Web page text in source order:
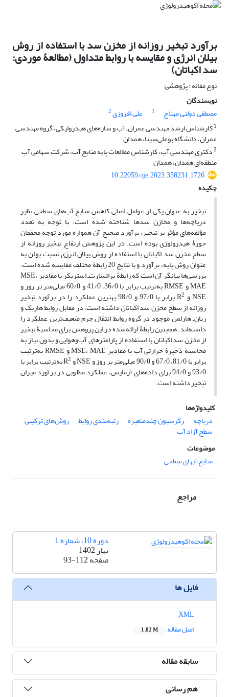
برآورد تبخیر روزانه از مخزن سد با استفاده از روش
بیلان انرژی و مقایسه با روابط متداول (مطالعۀ موردی:
سد اکباتان)
نوع مقاله : پژوهشی
نویسندگان
مصطفی دولتی مهتاج
1 علی افروزی2
1کارشناس ارشد مهندسی عمران‌ـ آب و سازه‌های هیدرولیکی، گروه مهندسی
عمران، دانشگاه بوعلی‌سینا، همدان‌
2دکتری مهندسی آب، کارشناس مطالعات پایه منابع آب، شرکت سهامی آب
منطقه‌ای همدان، همدان‌
10.22059/ije.2023.358231.1726
چکیده
تبخیر به عنوان یکی از عوامل اصلی کاهش منابع آب‌های سطحی نظیر
دریاچه‌ها و مخازن سدها شناخته شده است. با توجه به تعدد
مؤلفه‌های مؤثر بر تبخیر، برآورد صحیح آن همواره مورد توجه محققان
حوزۀ هیدرولوژی بوده است. در این پژوهش ارتفاع تبخیر روزانه از
سطح مخزن سد اکباتان با استفاده از روش بیلان انرژی نسبت بوئن به
عنوان روش پایه، برآورد و با نتایج 20 رابطۀ مختلف مقایسه شده است.
بررسی‌ها بیانگر آن است که رابطۀ براتسارت‌ـ استریکر با مقادیر MSE،
MAE و RMSE به‌ترتیب برابر با 36/0، 41/0 و 60/0 میلی‌متر بر روز و
NSE و R 2 برابر با 97/0 و 98/0 بهترین عملکرد را در برآورد تبخیر
روزانه از سطح مخزن سد اکباتان داشته است. در مقابل روابط هاربک و
ریان‌ـ هارلمن موجود در گروه روابط انتقال جرم ضعیف‌ترین عملکرد را
داشته‌اند. همچنین رابطۀ ارائه‌شده در این پژوهش برای محاسبۀ تبخیر
از مخزن سد اکباتان با استفاده از پارامترهای آب‌وهوایی و بدون نیاز به
محاسبۀ ذخیرۀ حرارتی آب با مقادیر MSE، MAE و RMSE به‌ترتیب
برابر با 81/0، 67/0 و 90/0 میلی‌متر بر روز و NSE و R 2 به‌ترتیب برابر با
93/0 و 94/0 برای داده‌های آزمایش، عملکرد مطلوبی در برآورد میزان
تبخیر داشته است.
کلیدواژه‌ها
دریاچه
رگرسیون چندمتغیره رتبه‌بندی روابط روش‌های ترکیبی
سطح آزاد آب
موضوعات
منابع آبهای سطحی
مراجع
دوره 10، شماره 1
بهار 1402
صفحه93-112
فایل ها
اصل مقاله
1.82 M
سابقه مقاله
هم رسانی